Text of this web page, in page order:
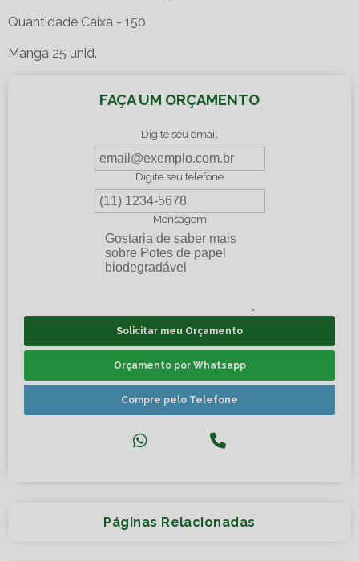
Quantidade Caixa - 150
Manga 25 unid.
FAÇA UM ORÇAMENTO
Digite seu email
Digite seu telefone
Mensagem
Solicitar meu Orçamento
Orçamento por Whatsapp
Compre pelo Telefone
Páginas Relacionadas